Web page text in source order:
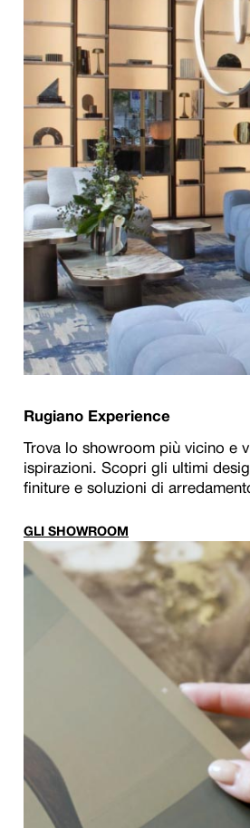
Rugiano Experience
Trova lo showroom più vicino e
ispirazioni. Scopri gli ultimi
finiture e soluzioni di
GLI SHOWROOM